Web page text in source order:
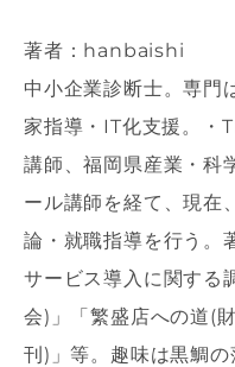
著者：hanbaishi
中小企業診断士。専門
家指導・IT化支援。・
講師、福岡県産業・科
ール講師を経て、現在
論・就職指導を行う。
サービス導入に関する
会)」「繁盛店への道(
刊)」等。趣味は黒鯛の